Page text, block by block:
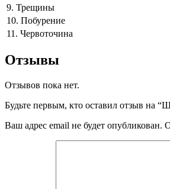
9. Трещины
10. Побурение
11. Червоточина
Отзывы
Отзывов пока нет.
Будьте первым, кто оставил отзыв на
Ваш адрес email не будет опубликован.